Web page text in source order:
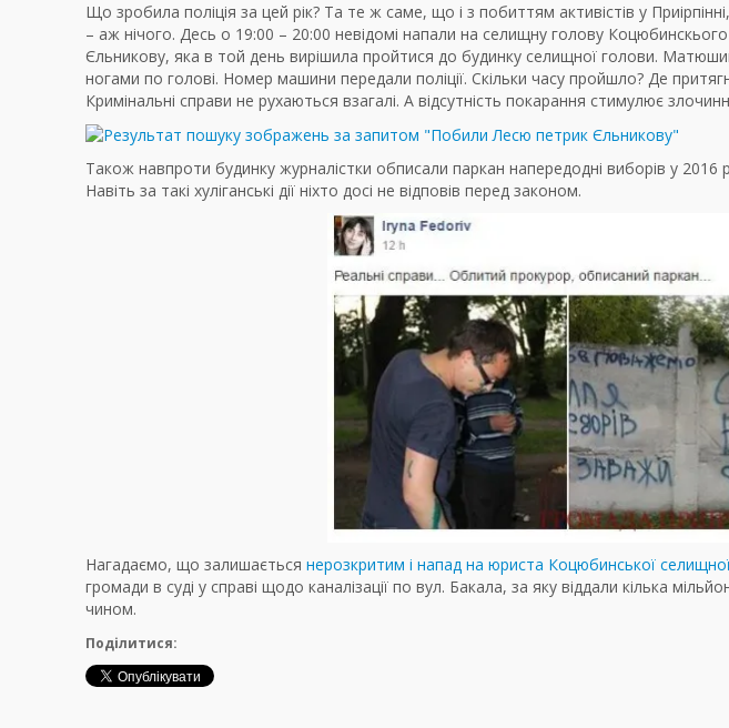
Що зробила поліція за цей рік? Та те ж саме, що і з побиттям активістів у
– аж нічого. Десь о 19:00 – 20:00 невідомі напали на селищну голову
Єльникову, яка в той день вирішила пройтися до будинку селищної голови.
ногами по голові. Номер машини передали поліції. Скільки часу пройшло? Де
Кримінальні справи не рухаються взагалі. А відсутність покарання стимулює
Також навпроти будинку журналістки обписали паркан напередодні виборів у
Навіть за такі хуліганські дії ніхто досі не відповів перед законом.
Нагадаємо, що залишається нерозкритим і напад на юриста Коцюбинської
громади в суді у справі щодо каналізації по вул. Бакала, за яку віддали кілька
чином.
Поділитися: